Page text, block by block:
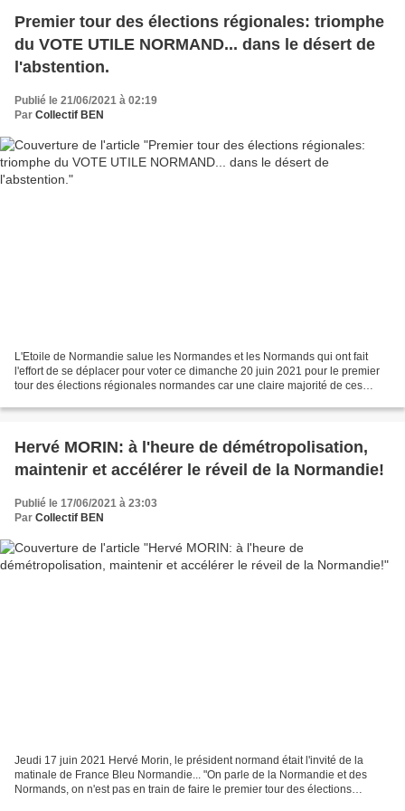
Premier tour des élections régionales: triomphe
du VOTE UTILE NORMAND... dans le désert de
l'abstention.
Publié le 21/06/2021 à 02:19
Par Collectif BEN
L'Etoile de Normandie salue les Normandes et les Normands qui ont fait
l'effort de se déplacer pour voter ce dimanche 20 juin 2021 pour le premier
tour des élections régionales normandes car une claire majorité de ces
Hervé MORIN: à l'heure de démétropolisation,
maintenir et accélérer le réveil de la Normandie!
Publié le 17/06/2021 à 23:03
Par Collectif BEN
Jeudi 17 juin 2021 Hervé Morin, le président normand était l'invité de la
matinale de France Bleu Normandie... "On parle de la Normandie et des
Normands, on n'est pas en train de faire le premier tour des élections